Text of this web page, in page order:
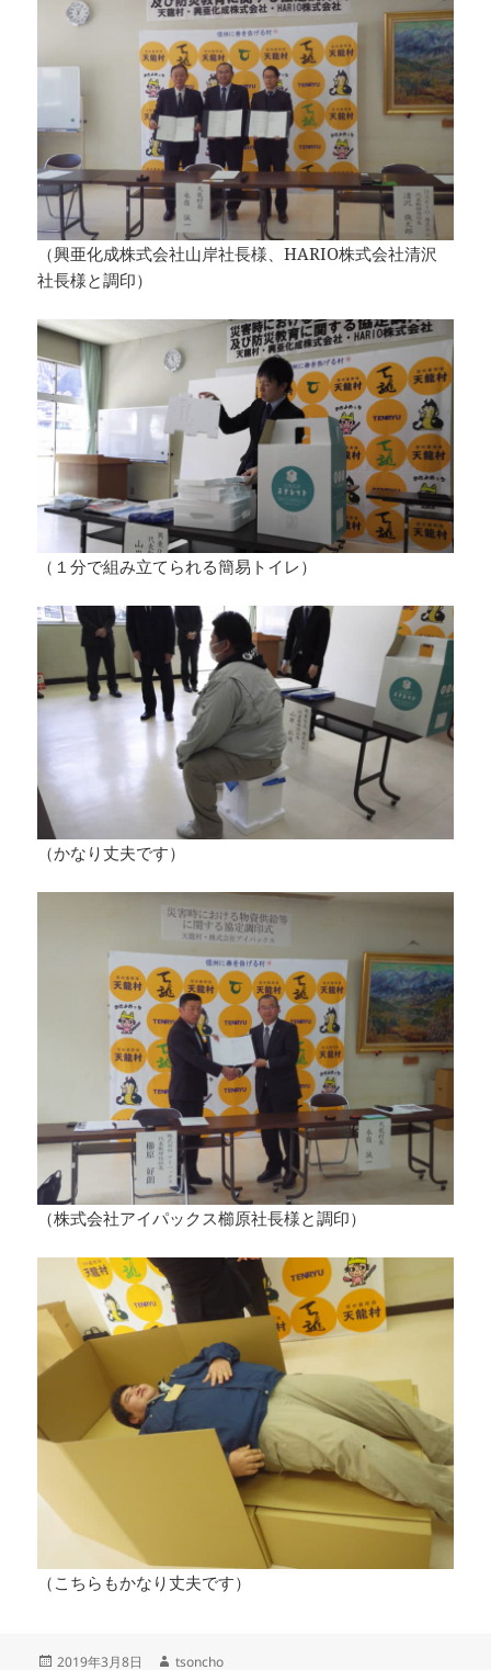
（興亜化成株式会社山岸社長様、HARIO株式会社清沢
社長様と調印）
（１分で組み立てられる簡易トイレ）
（かなり丈夫です）
（株式会社アイパックス櫛原社長様と調印）
（こちらもかなり丈夫です）
投
2019年3月8日 作
tsoncho